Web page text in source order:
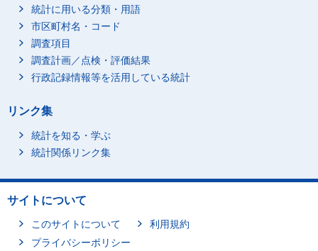
統計に用いる分類・用語
市区町村名・コード
調査項目
調査計画／点検・評価結果
行政記録情報等を活用している統計
リンク集
統計を知る・学ぶ
統計関係リンク集
サイトについて
このサイトについて
利用規約
プライバシーポリシー